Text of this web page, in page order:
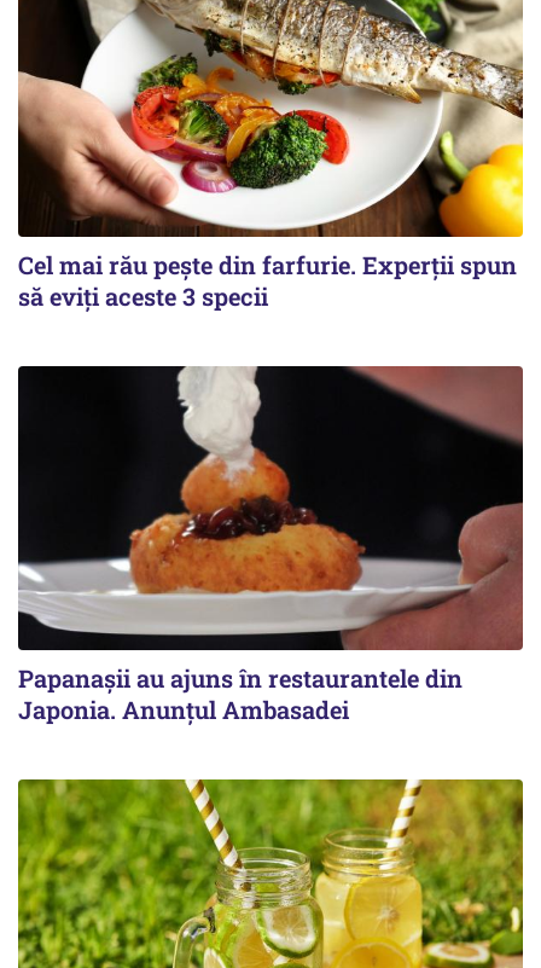
Cel mai rău pește din farfurie. Experții spun
să eviți aceste 3 specii
Papanașii au ajuns în restaurantele din
Japonia. Anunțul Ambasadei